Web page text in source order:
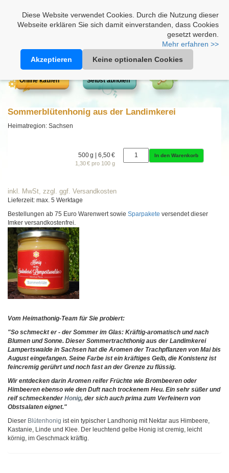
Diese Website verwendet Cookies. Durch die Nutzung dieser
Webseite erklären Sie sich damit einverstanden, dass Cookies
gesetzt werden.
Mehr erfahren >>
Akzeptieren
Keine optionalen Cookies
Online kaufen Selbst abholen
Sommerblütenhonig aus der Landimkerei
Heimatregion: Sachsen
500 g | 6,50 €
1,30 € pro 100 g
In den Warenkorb
inkl. MwSt, zzgl. ggf. Versandkosten
Lieferzeit: max. 5 Werktage
Bestellungen ab 75 Euro Warenwert sowie Sparpakete versendet dieser
Imker versandkostenfrei.
Vom Heimathonig-Team für Sie probiert:
"So schmeckt er - der Sommer im Glas: Kräftig-aromatisch und nach
Blumen und Sonne. Dieser Sommertrachthonig aus der Landimkerei
Lampertswalde in Sachsen hat die Aromen der Trachpflanzen von Mai bis
August eingefangen. Seine Farbe ist ein kräftiges Gelb, die Konistenz ist
feincremig gerührt und noch fast an der Grenze zu flüssig.
Wir entdecken darin Aromen reifer Früchte wie Brombeeren oder
Himbeeren ebenso wie den Duft nach trockenem Heu. Ein sehr süßer und
reif schmeckenderHonig, der sich auch prima zum Verfeinern von
Obstsalaten eignet."
Dieser Blütenhonig ist ein typischer Landhonig mit Nektar aus Himbeere,
Kastanie, Linde und Klee. Der leuchtend gelbe Honig ist cremig, leicht
körnig, im Geschmack kräftig.